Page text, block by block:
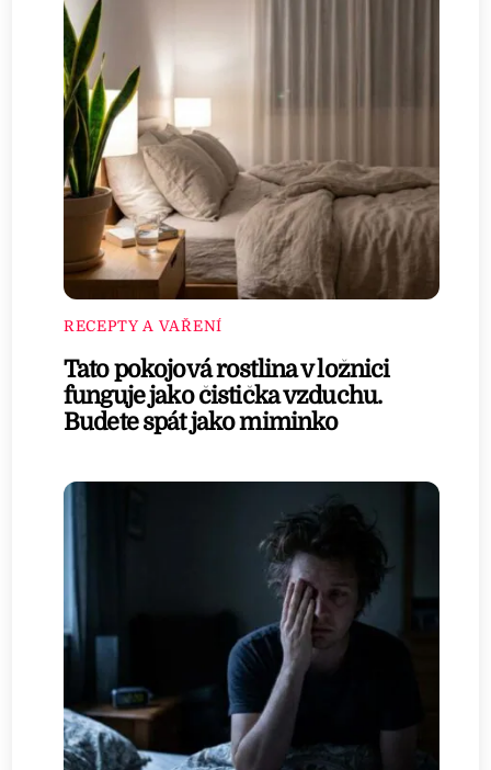
RECEPTY A VAŘENÍ
Tato pokojová rostlina v ložnici
funguje jako čistička vzduchu.
Budete spát jako miminko